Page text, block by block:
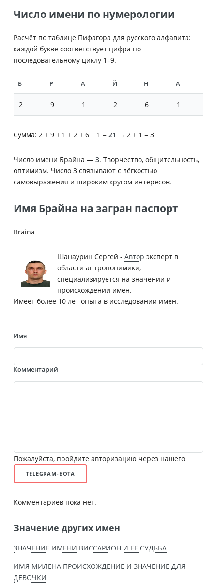
Число имени по нумерологии
Расчёт по таблице Пифагора для русского алфавита:
каждой букве соответствует цифра по
последовательному циклу 1–9.
Б Р А Й Н А
2 9 1 2 6 1
Сумма: 2 + 9 + 1 + 2 + 6 + 1 = 21 → 2 + 1 = 3
Число имени Брайна — 3. Творчество, общительность,
оптимизм. Число 3 связывают с лёгкостью
самовыражения и широким кругом интересов.
Имя Брайна на загран паспорт
Braina
Шанаурин Сергей - Автор эксперт в
области антропонимики,
специализируется на значении и
происхождении имен.
Имеет более 10 лет опыта в исследовании имен.
Имя
Комментарий
Пожалуйста, пройдите авторизацию через нашего
TELEGRAM-БОТА
Комментариев пока нет.
Значение других имен
ЗНАЧЕНИЕ ИМЕНИ ВИССАРИОН И ЕЕ СУДЬБА
ИМЯ МИЛЕНА ПРОИСХОЖДЕНИЕ И ЗНАЧЕНИЕ ДЛЯ
ДЕВОЧКИ